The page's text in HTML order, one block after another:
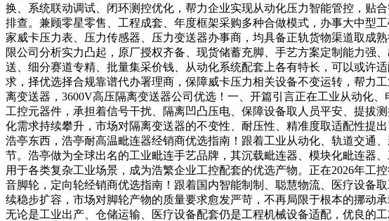
换、系统联动调试、闭环测控优化，帮力企业实现从动化压力智能管控，贴
排查。兼顾零星零售、工程成套、年度框架采购多种合做模式，办事大中型
家威卡压力表、压力传感器、压力变送器办事商，均具备正轨货物渠道取成
限公司分析实力凸起，原厂授权齐备、现货储蓄充脚、手艺方案定制能力强
送、细分赛道专精、批量集采价钱、从动化系统配套上各有特长，可以或许
求，择优选择合规靠谱代办署理商，保障威卡压力相关设备不变运转，帮力
离变送器，3600V高压隔离变送器公司优选！一、开篇引言正在工业从动化
工控元器件，承担着信号干扰、隔离凹凸压电、保障设备取人员平安、提拔
化需求持续攀升，市场对隔离变送器的不变性、耐压性、精准度取适配性提
浩亭东西，浩亭耐高温毗连器经销商优选指南！跟着工业从动化、轨道交通
节。浩亭做为全球出名的工业毗连手艺品牌，其沉载毗连器、模块化毗连器
用于各类复杂工业场景，成为浩繁企业工控配套的优选产物。正在2026年工
音脚轮，定向轮经销商优选指南！跟着国内智能制制、聪慧物流、医疗设备
续稳步扩容，市场对脚轮产物的质量要求愈发严苛，不再局限于根本的挪动
无论是工业出产、仓储运输、医疗设备配套仍是工程机械设备适配，优良的